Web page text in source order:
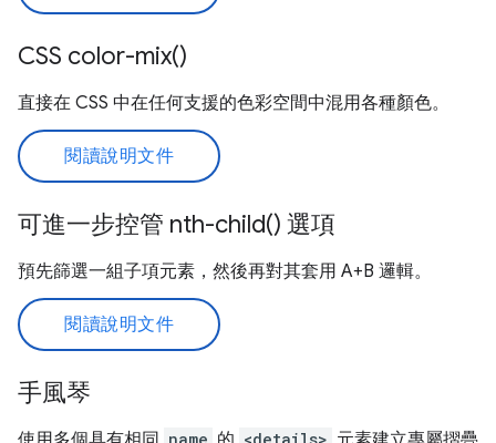
CSS color-mix()
直接在 CSS 中在任何支援的色彩空間中混用各種顏色。
閱讀說明文件
可進一步控管 nth-child() 選項
預先篩選一組子項元素，然後再對其套用 A+B 邏輯。
閱讀說明文件
手風琴